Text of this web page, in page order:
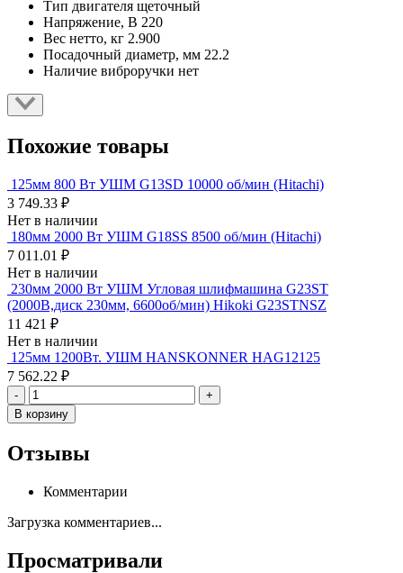
Тип двигателя щеточный
Напряжение, В 220
Вес нетто, кг 2.900
Посадочный диаметр, мм 22.2
Наличие виброручки нет
Похожие товары
125мм 800 Вт УШМ G13SD 10000 об/мин (Hitachi)
3 749.33 ₽
Нет в наличии
180мм 2000 Вт УШМ G18SS 8500 об/мин (Hitachi)
7 011.01 ₽
Нет в наличии
230мм 2000 Вт УШМ Угловая шлифмашина G23ST
(2000В,диск 230мм, 6600об/мин) Hikoki G23STNSZ
11 421 ₽
Нет в наличии
125мм 1200Вт. УШМ HANSKONNER HAG12125
7 562.22 ₽
-
+
В корзину
Отзывы
Комментарии
Загрузка комментариев...
Просматривали